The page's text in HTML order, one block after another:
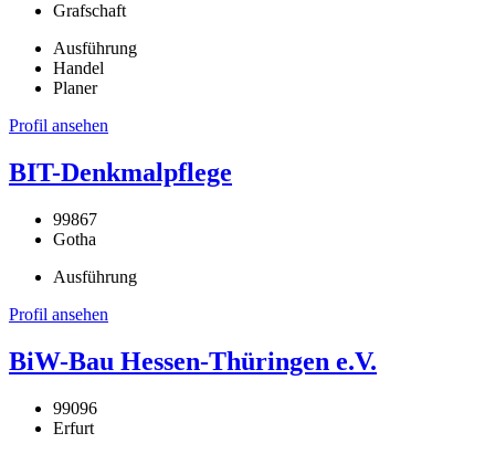
Grafschaft
Ausführung
Handel
Planer
Profil ansehen
BIT-Denkmalpflege
99867
Gotha
Ausführung
Profil ansehen
BiW-Bau Hessen-Thüringen e.V.
99096
Erfurt